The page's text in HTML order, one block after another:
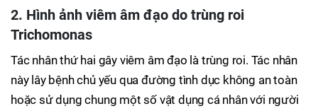
2. Hình ảnh viêm âm đạo do trùng roi
Trichomonas
Tác nhân thứ hai gây viêm âm đạo là trùng roi. Tác nhân
này lây bệnh chủ yếu qua đường tình dục không an toàn
hoặc sử dụng chung một số vật dụng cá nhân với người